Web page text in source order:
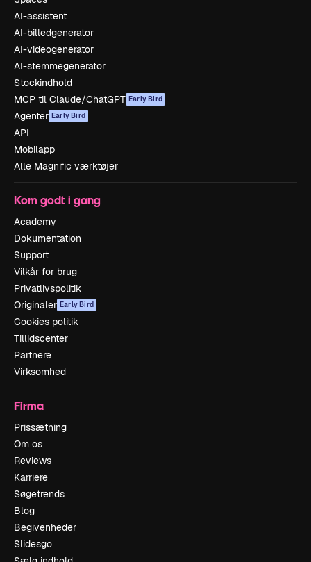
AI-assistent
AI-billedgenerator
AI-videogenerator
AI-stemmegenerator
Stockindhold
MCP til Claude/ChatGPT Early Bird
Agenter Early Bird
API
Mobilapp
Alle Magnific værktøjer
Kom godt i gang
Academy
Dokumentation
Support
Vilkår for brug
Privatlivspolitik
Originaler Early Bird
Cookies politik
Tillidscenter
Partnere
Virksomhed
Firma
Prissætning
Om os
Reviews
Karriere
Søgetrends
Blog
Begivenheder
Slidesgo